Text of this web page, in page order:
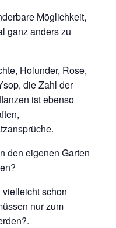
Möglichkeit,
ganz anders zu
Holunder, Rose,
die Zahl der
ist ebenso
den eigenen Garten
schon
nur zum